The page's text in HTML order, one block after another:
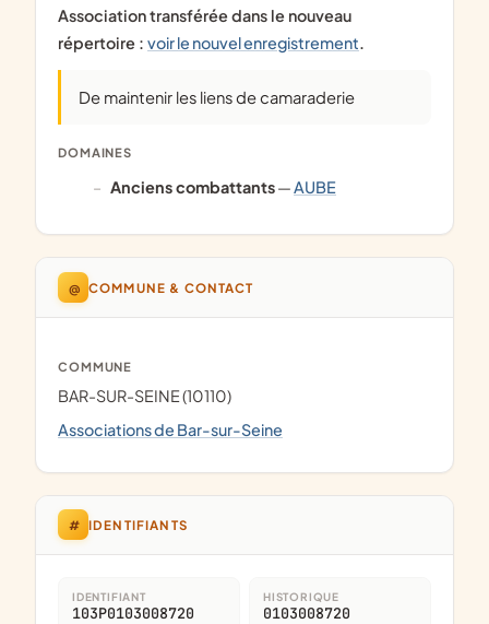
Association transférée dans le nouveau
répertoire : voir le nouvel enregistrement.
De maintenir les liens de camaraderie
DOMAINES
anciens combattants—AUBE
@ COMMUNE & CONTACT
COMMUNE
BAR-SUR-SEINE (10110)
Associations de Bar-sur-Seine
# IDENTIFIANTS
IDENTIFIANT
103P0103008720
HISTORIQUE
0103008720